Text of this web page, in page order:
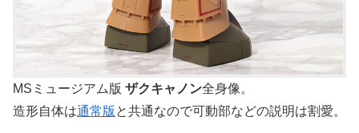
MSミュージアム版 ザクキャノン全身像。
造形自体は通常版 と共通なので可動部などの説明は割愛。